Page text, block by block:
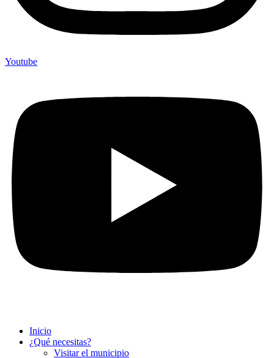
Youtube
Inicio
¿Qué necesitas?
Visitar el municipio